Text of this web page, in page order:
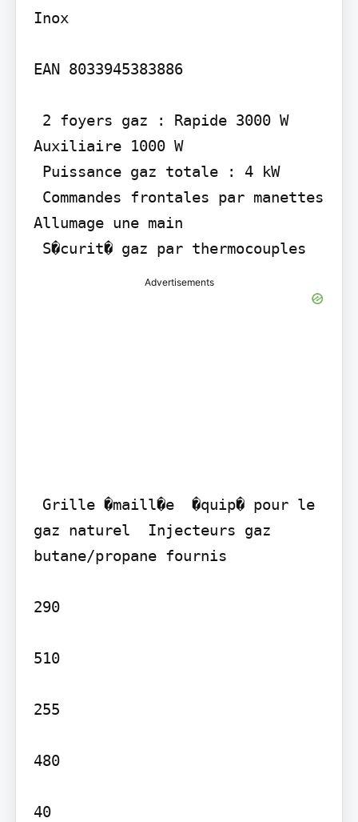
Inox
EAN 8033945383886
Auxiliaire 1000 W
Allumage une main
S�curit� gaz par thermocouples
Advertisements
gaz naturel  Injecteurs gaz
butane/propane fournis
290
510
255
480
40